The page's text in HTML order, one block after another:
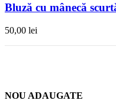
Bluză cu mânecă
50,00 lei
NOU ADAUGATE